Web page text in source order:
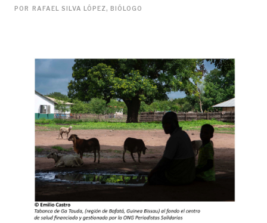
POR RAFAEL SILVA LÓPEZ, BIÓLOGO